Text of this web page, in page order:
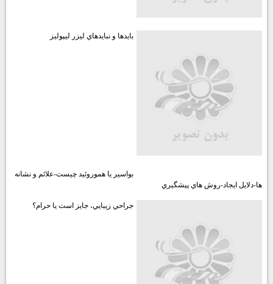
بايدها و نبايدهاي ليزر ليپوليز
بواسير يا هموروئيد چيست-علائم و نشانه
ها-دلايل ايجاد-روش هاي پيشگيري
جراحي زيبايي، جايز است يا حرام؟